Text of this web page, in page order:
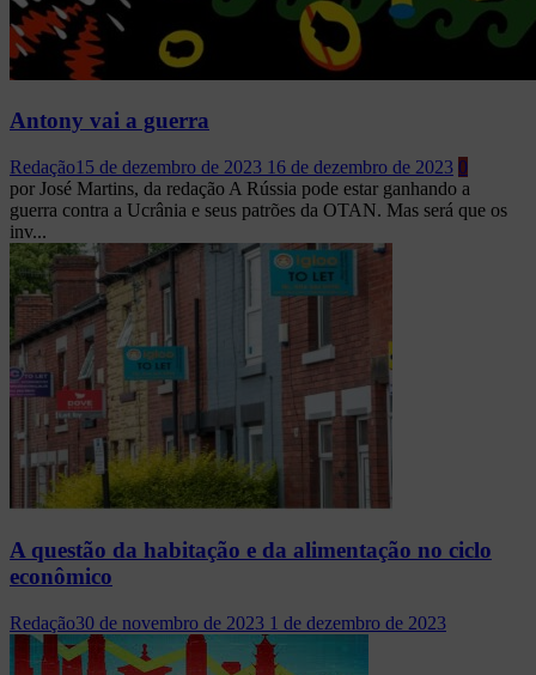
Antony vai a guerra
Redação15 de dezembro de 2023 16 de dezembro de 2023 0
por José Martins, da redação A Rússia pode estar ganhando a
guerra contra a Ucrânia e seus patrões da OTAN. Mas será que os
inv...
A questão da habitação e da alimentação no ciclo
econômico
Redação30 de novembro de 2023 1 de dezembro de 2023